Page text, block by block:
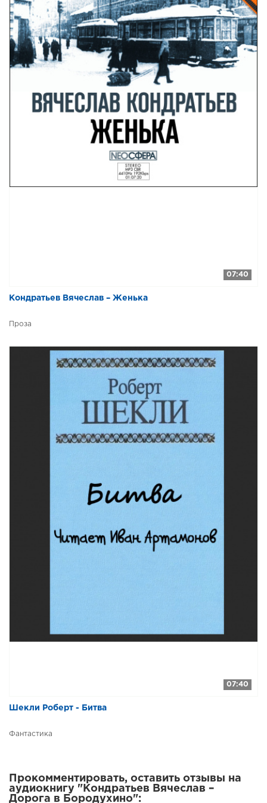
07:40
Кондратьев Вячеслав – Женька
Проза
07:40
Шекли Роберт - Битва
Фантастика
Прокомментировать, оставить отзывы на
аудиокнигу "Кондратьев Вячеслав –
Дорога в Бородухино":